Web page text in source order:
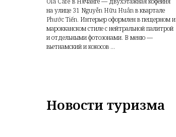
на улице 31 Nguyễn Hữu Huân в квартале
Phước Tiến. Интерьер оформлен в пещерном и
марокканском стиле с нейтральной палитрой
и отдельными фотозонами. В меню —
вьетнамский и кокосов ...
Новости туризма